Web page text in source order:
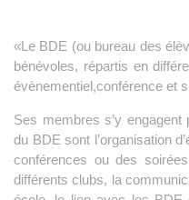
«Le BDE (ou bureau des
bénévoles, répartis en
évènementiel,conférence et
Ses membres s’y
du BDE sont l’organisation
conférences ou des
différents clubs, la